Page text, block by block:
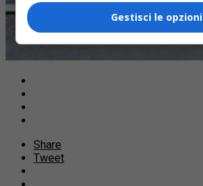
Share
Tweet
Gestisci le opzioni